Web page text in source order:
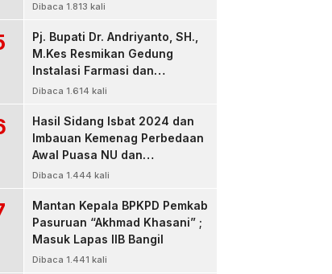
Dibaca 1.813 kali
Pj. Bupati Dr. Andriyanto, SH.,
M.Kes Resmikan Gedung
Instalasi Farmasi dan
Dropzone IGD, RSUD Bangil
Dibaca 1.614 kali
Hasil Sidang Isbat 2024 dan
Imbauan Kemenag Perbedaan
Awal Puasa NU dan
Muhamadiyah
Dibaca 1.444 kali
Mantan Kepala BPKPD Pemkab
Pasuruan “Akhmad Khasani” ;
Masuk Lapas IIB Bangil
Dibaca 1.441 kali